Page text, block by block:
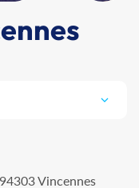
Vincennes